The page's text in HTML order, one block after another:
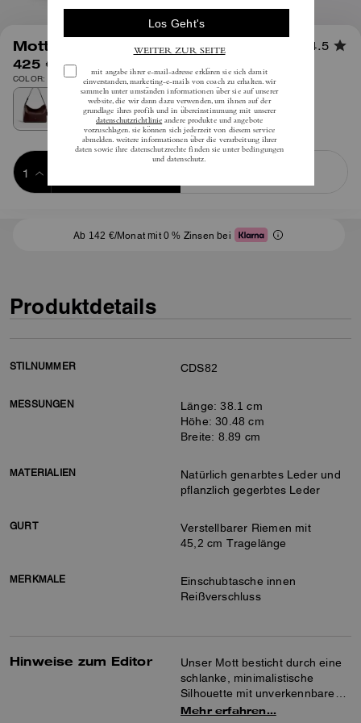
Mott Messenger Bag 38 4.5
425 € inkl. MwSt.
COLOR: Ahorn
Ab 142 €/Monat mit 0 % Zinsen bei
Produktdetails
STILNUMMER CDS82
MESSUNGEN
Länge: 38.1 cm
Höhe: 30.48 cm
Breite: 8.89 cm
MATERIALIEN
Natürlich genarbtes Leder und
pflanzlich gegerbtes Leder
GURT
Verstellbarer Riemen mit
45,2 cm Tragelänge
MERKMALE
Einschubtasche innen
Reißverschluss
Hinweise zum Editor
Unser Mott besticht durch eine
schlanke, minimalistische
Silhouette mit unverkennbarem
New Yorker Flair. Die lässige
Mehr erfahren…